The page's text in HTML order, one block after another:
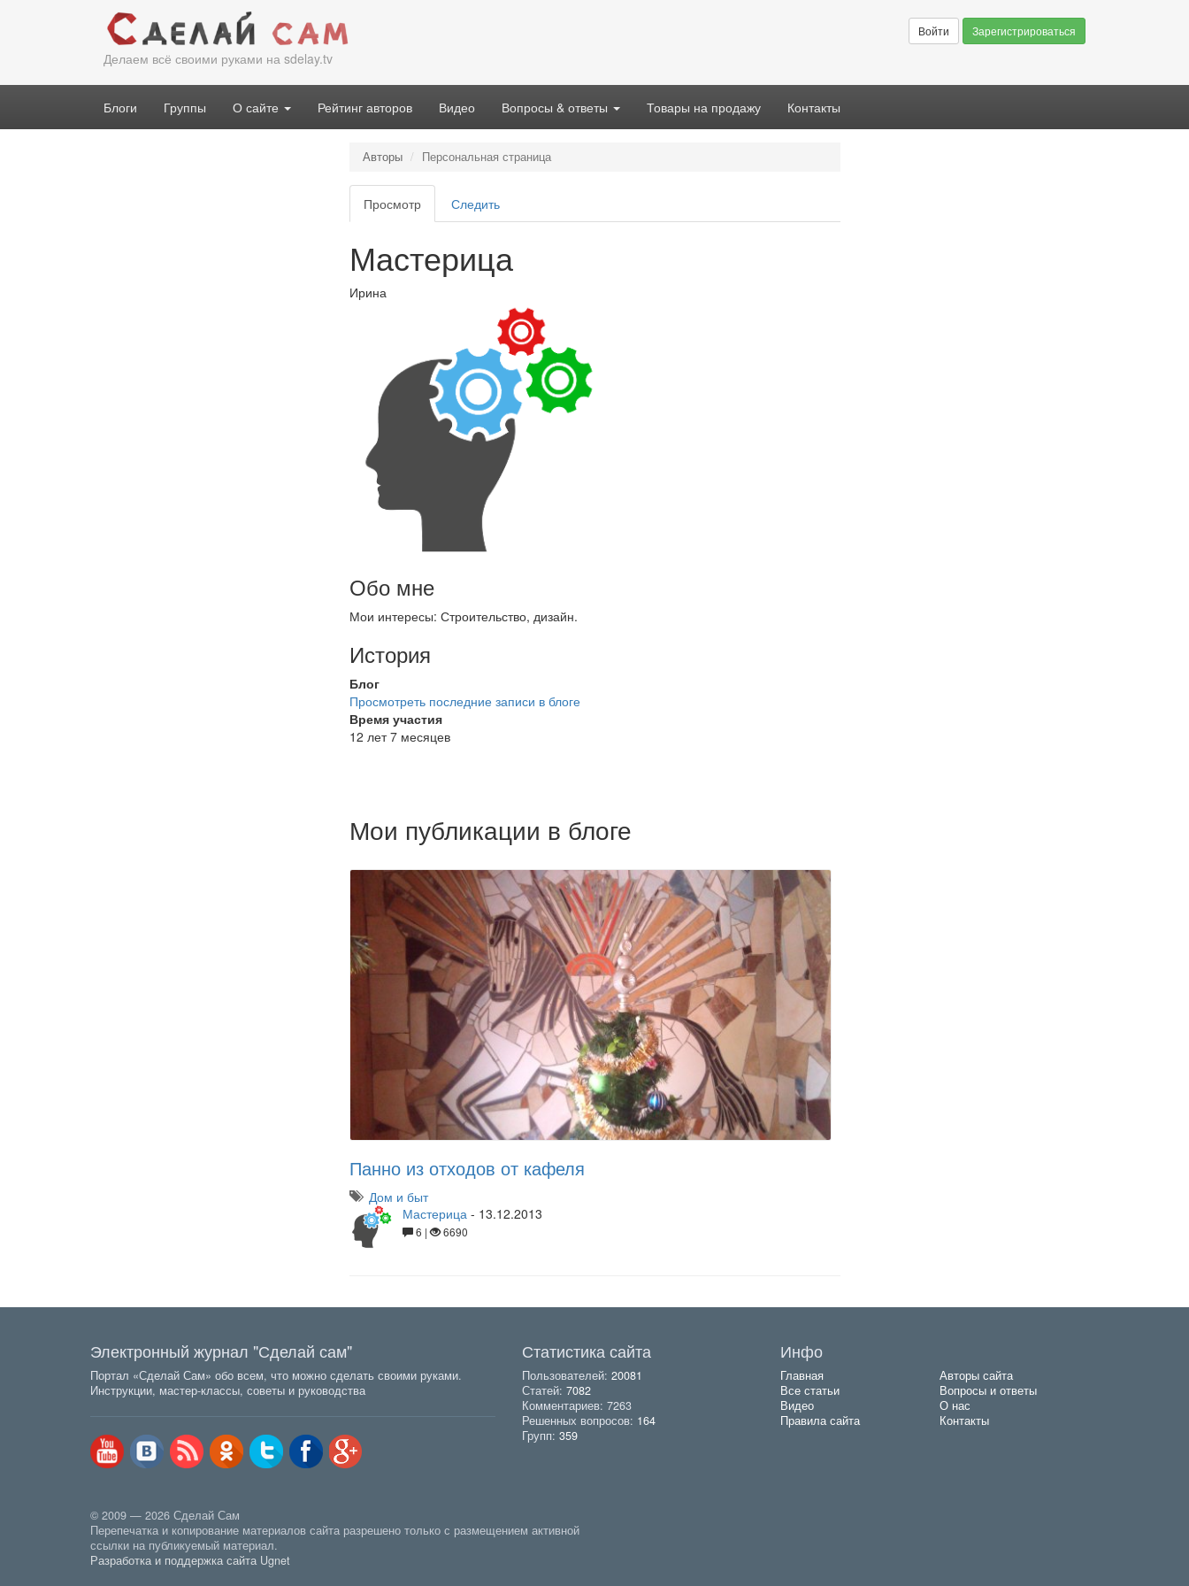
Делаем всё своими руками на sdelay.tv
Войти Зарегистрироваться
Блоги Группы О сайте Рейтинг авторов Видео Вопросы & ответы Товары на продажу Контакты
Авторы Персональная страница
Главные
вкладки
Просмотр(активная
вкладка)
Следить
Мастерица
Ирина
Обо мне
Мои интересы: Строительство, дизайн.
История
Блог
Просмотреть последние записи в блоге
Время участия
12 лет 7 месяцев
Мои публикации в блоге
Панно из отходов от кафеля
Дом и быт
Мастерица- 13.12.2013
6 | 6690
Электронный журнал "Сделай сам"
Портал «Сделай Сам» обо всем, что можно сделать своими руками.
Инструкции, мастер-классы, советы и руководства
Статистика сайта
Пользователей: 20081
Статей: 7082
Комментариев: 7263
Решенных вопросов: 164
Групп: 359
Инфо
Главная
Авторы сайта
Все статьи
Вопросы и ответы
Видео
О нас
Правила сайта
Контакты
© 2009 — 2026 Сделай Сам
Перепечатка и копирование материалов сайта разрешено только с размещением активной
ссылки на публикуемый материал.
Разработка и поддержка сайта Ugnet